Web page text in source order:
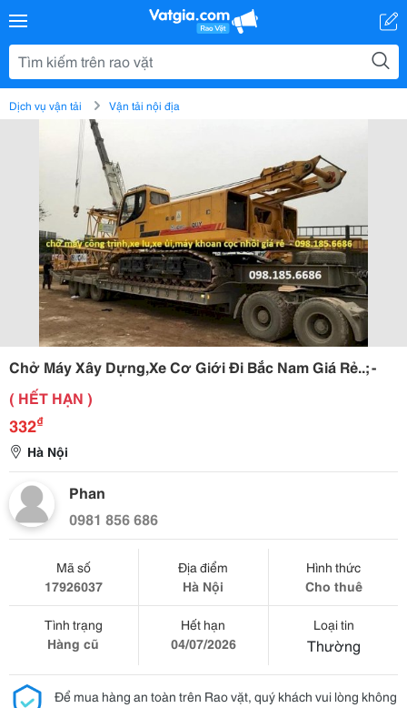
Dịch vụ vận tải Vận tải nội địa
Chở Máy Xây Dựng,Xe Cơ Giới Đi Bắc Nam Giá Rẻ..; -
( HẾT HẠN )
332₫
Hà Nội
Phan
0981 856 686
Mã số
17926037
Địa điểm
Hà Nội
Hình thức
Cho thuê
Tình trạng
Hàng cũ
Hết hạn
04/07/2026
Loại tin
Thường
Để mua hàng an toàn trên Rao vặt, quý khách vui lòng không